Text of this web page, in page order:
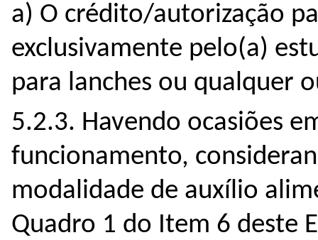
a) O crédito/autorização
exclusivamente pelo(a)
para lanches ou qualquer
5.2.3. Havendo ocasiões
funcionamento,
modalidade de auxílio
Quadro 1 do Item 6 deste